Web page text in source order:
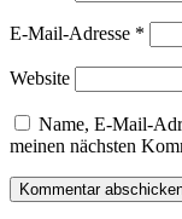
E-Mail-Adresse *
Website
Name, E-Mail-
meinen nächsten